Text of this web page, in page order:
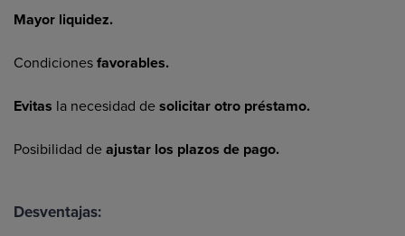
Mayor liquidez.
Condicionesfavorables.
Evitas la necesidad desolicitar otro préstamo.
Posibilidad deajustar los plazos de pago.
Desventajas: